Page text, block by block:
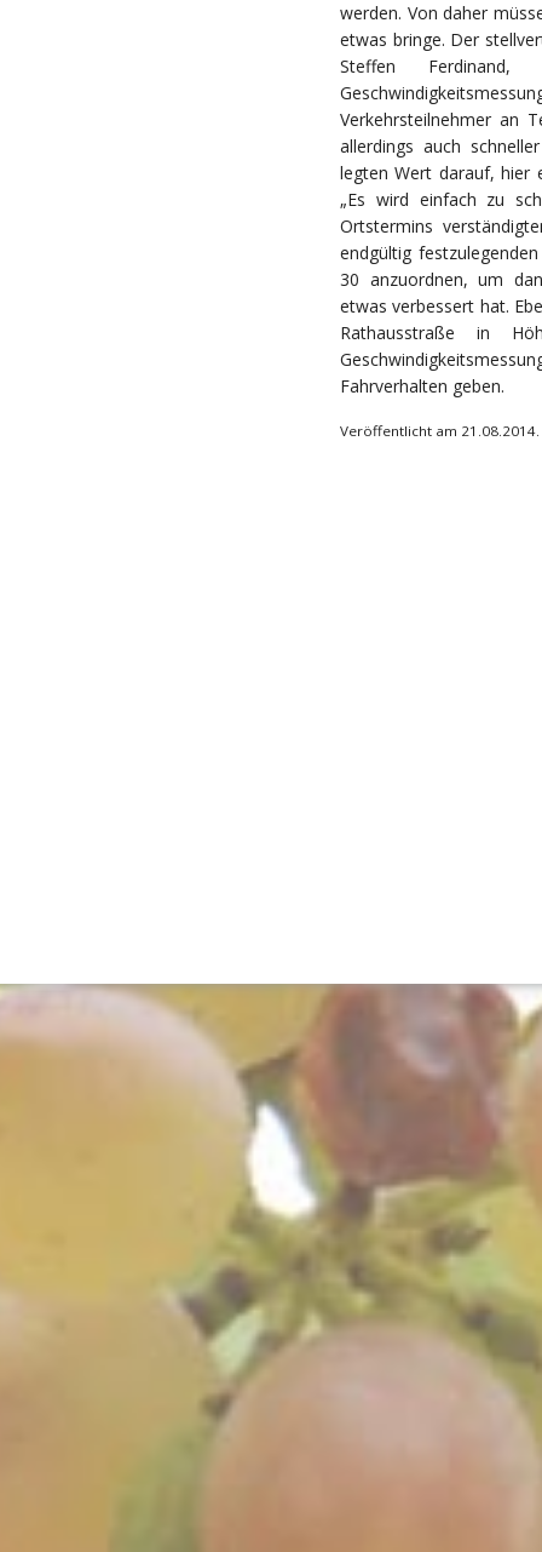
werden. Von daher
etwas bringe. Der
Steffen Ferdinand,
Verkehrsteilnehmer an
allerdings auch
legten Wert darauf, hier
„Es wird einfach zu
Ortstermins
endgültig
30 anzuordnen, um
etwas verbessert hat.
Rathausstraße in
Fahrverhalten geben.
Veröffentlicht am 21.08.2014.